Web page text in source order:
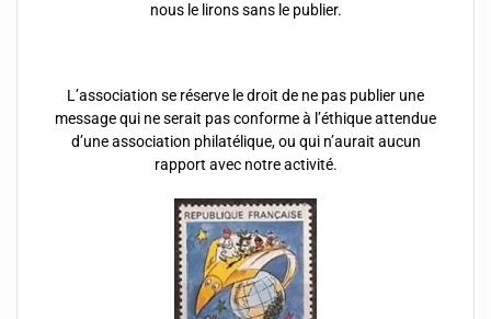
nous le lirons sans le publier.
L’association se réserve le droit de ne pas publier une
message qui ne serait pas conforme à l’éthique attendue
d’une association philatélique, ou qui n’aurait aucun
rapport avec notre activité.